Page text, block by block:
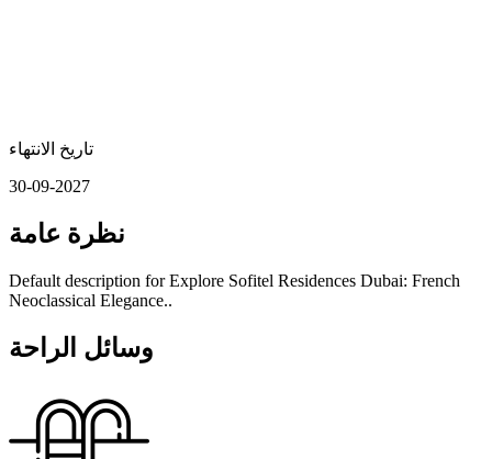
تاريخ الانتهاء
30-09-2027
نظرة عامة
Default description for Explore Sofitel Residences Dubai: French
Neoclassical Elegance..
وسائل الراحة